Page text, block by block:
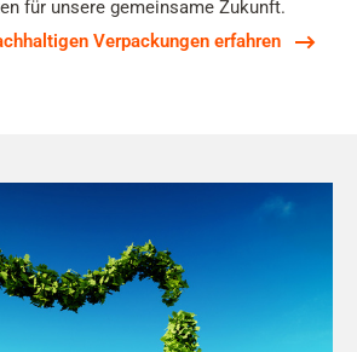
für unsere gemeinsame Zukunft.
Verpackungen erfahren